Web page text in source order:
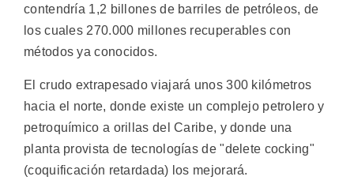
contendría 1,2 billones de barriles de petróleos, de
los cuales 270.000 millones recuperables con
métodos ya conocidos.
El crudo extrapesado viajará unos 300 kilómetros
hacia el norte, donde existe un complejo petrolero y
petroquímico a orillas del Caribe, y donde una
planta provista de tecnologías de "delete cocking"
(coquificación retardada) los mejorará.